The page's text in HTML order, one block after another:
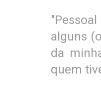
alguns
da
quem